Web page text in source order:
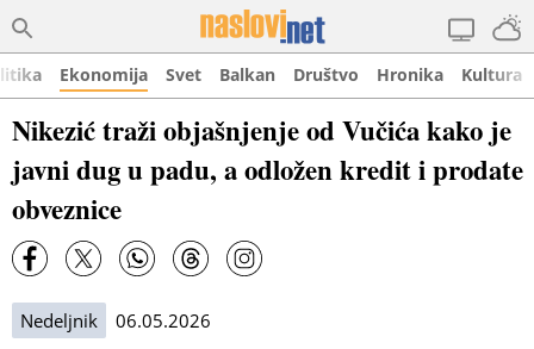
Ekonomija Svet Balkan Društvo Hronika Kultura
Nikezić traži objašnjenje od Vučića kako je
javni dug u padu, a odložen kredit i prodate
obveznice
Nedeljnik 06.05.2026